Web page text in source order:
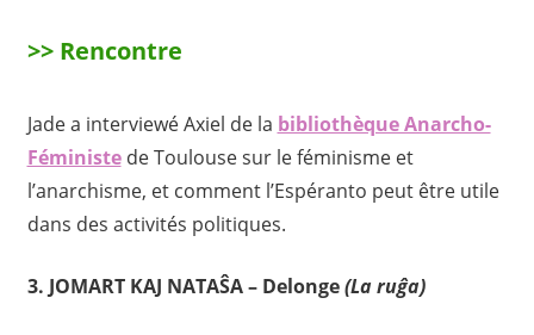
>> Rencontre
Jade a interviewé Axiel de la bibliothèque Anarcho-
Féministede Toulouse sur le féminisme et
l’anarchisme, et comment l’Espéranto peut être utile
dans des activités politiques.
3. JOMART KAJ NATAŜA – Delonge(La ruĝa)